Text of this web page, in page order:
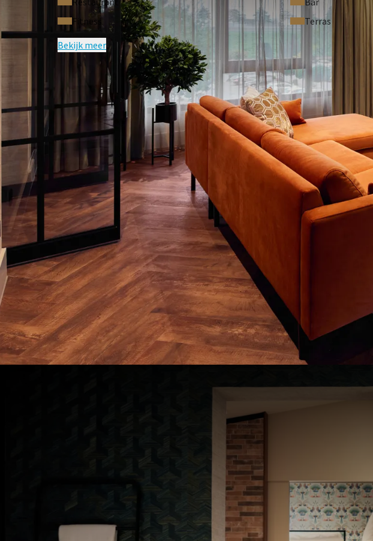
Fitness
Terras
Bekijk meer